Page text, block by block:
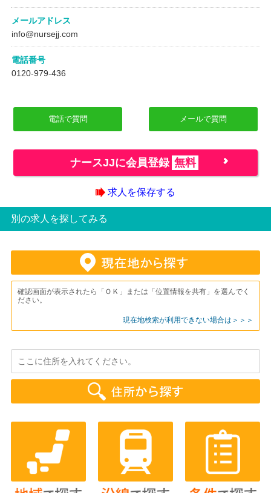
メールアドレス
info@nursejj.com
電話番号
0120-979-436
電話で質問 メールで質問
ナースJJに会員登録 無料
求人を保存する
別の求人を探してみる
確認画面が表示されたら「ＯＫ」または「位置情報を共有」を選んでく
ださい。
現在地検索が利用できない場合は＞＞＞